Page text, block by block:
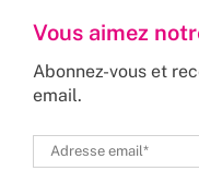
Vous aimez
Abonnez-vous et
email.